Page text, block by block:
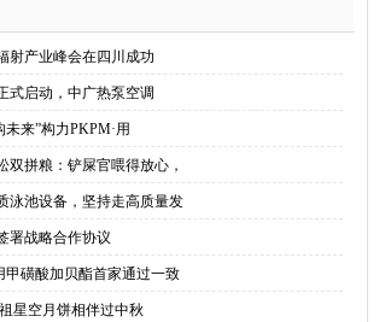
射产业峰会在四川成功
式启动，中广热泵空调
来”构力PKPM·用
双拼粮：铲屎官喂得放心，
泳池设备，坚持走高质量发
署战略合作协议
磺酸加贝酯首家通过一致
星空月饼相伴过中秋